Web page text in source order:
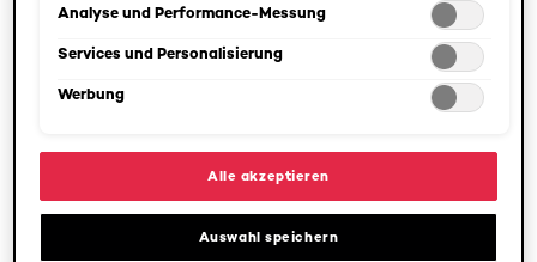
Full resist Style
: Full resist Style
angepasst werden. Für weitere Informationen s. unsere
Analyse und Performance-Messung
Services und Personalisierung
Werbung
Alle akzeptieren
Auswahl speichern